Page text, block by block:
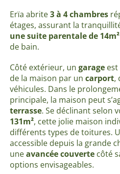
Erïa abrite3 à 4 chambres
étages, assurant la
une suite parentale de 14m²
de bain.
Côté extérieur, un garage
de la maison par un carport,
véhicules. Dans le
principale, la maison peut
terrasse. Se déclinant selon
131m², cette jolie maison
différents types de toitures.
accessible depuis la grande
uneavancée couverte côté
options envisageables.